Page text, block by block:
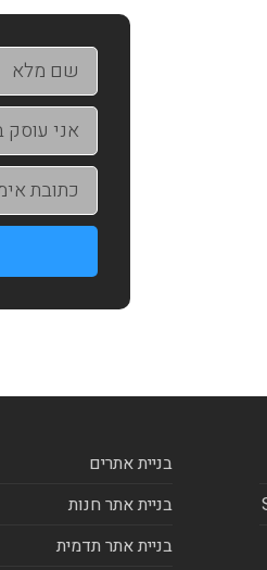
בניית אתרים
בניית אתר חנות
בניית אתר תדמית